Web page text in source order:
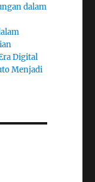
dalam
Digital
Menjadi